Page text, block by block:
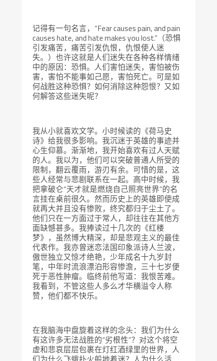
记得有一句名言，“Fear causes pain, and pain
causes hate, and hate makes you lost.”（恐惧
引发痛苦，痛苦引发仇恨，仇恨使人迷
失。）也许这就是人们迷失在各种各样情绪
中的原因：恐惧。人们害怕迷失，害怕被伤
害，害怕不能事如己愿，害怕死亡。可是如
何战胜这种恐惧？如何消除这种怨恨？又如
何解答这些迷失呢？
我从小就喜欢文学。小时候读的《荷马史
诗》给我很多影响。我沉迷于英雄的事迹并
心生仰慕。渐渐地，我开始喜欢有过人天赋
的人。我以为，他们可以突破普通人所受的
限制，翻云覆雨，游刃有余。可惜的是，这
些人经常与悲剧联系在一起。高中时候，我
把拿破仑“天才就是燃烧自己照亮世界”的名
言挂在桌前很久。然而历史上的英雄即使成
就再大并且没有惨败，终究都归于尘土了。
他们只在一方面过于常人，却往往在其他方
面缺憾甚多。我捧读过十几次的《红楼
梦》，虽然博大精深，却是悲观主义的最佳
代表作。我亦曾迷恋法国印象派诗人兰波，
傲世独立又惊才绝艳，少年成名十九岁封
笔，中年时流浪漂泊形容惨澹，三十七岁便
死于恶性肿瘤。临终前他写道：我恨苦难。
我看到，不管这些人多么才华横溢令人称
赞，他们都不快乐。
在我脑海中盘旋着这样的念头：我们为什么
有这许多无法战胜的“劣根性”？对这个将空
虚和悲哀层层包裹在灯红酒绿里的世界，人